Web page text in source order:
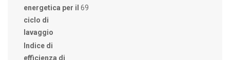
energetica per il
ciclo di
lavaggio
69
Indice di
efficienza di